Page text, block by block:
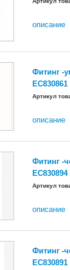
описание
Фитинг -
EC830861
Артикул
описание
Фитинг -
EC830894
Артикул
описание
Фитинг -
EC830891